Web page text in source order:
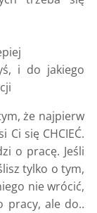
i do jakiego
że najpierw
się CHCIEĆ.
o pracę. Jeśli
tylko o tym,
nie wrócić,
pracy, ale do..